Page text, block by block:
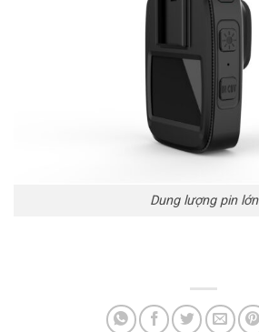
Dung lượng pin lớn